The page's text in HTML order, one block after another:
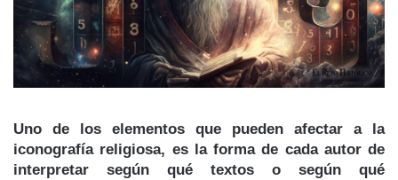
Uno de los elementos que pueden afectar a la
iconografía religiosa, es la forma de cada autor de
interpretar según qué textos o según qué